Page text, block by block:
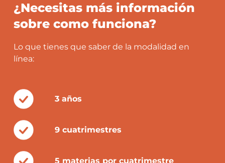
¿Necesitas más información
sobre como funciona?
Lo que tienes que saber de la modalidad en
línea:
3 años
9 cuatrimestres
5 materias por cuatrimestre